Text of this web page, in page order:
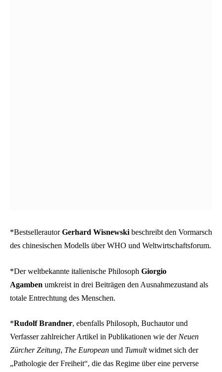
*BestsellerautorGerhard Wisnewski beschreibt den Vormarsch
des chinesischen Modells über WHO und Weltwirtschaftsforum.
*Der weltbekannte italienische Philosoph Giorgio
Agamben umkreist in drei Beiträgen den Ausnahmezustand als
totale Entrechtung des Menschen.
*Rudolf Brandner, ebenfalls Philosoph, Buchautor und
Verfasser zahlreicher Artikel in Publikationen wie der Neuen
Zürcher Zeitung, The European und Tumultwidmet sich der
„Pathologie der Freiheit“, die das Regime über eine perverse